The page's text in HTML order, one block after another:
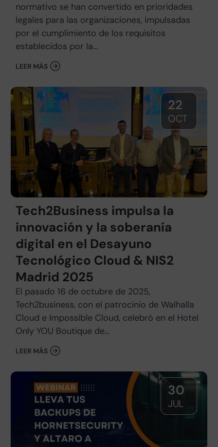
normativo se han convertido en prioridades
legales para las organizaciones, impulsadas
por el cumplimiento de los requisitos
establecidos por la…
LEER MÁS
22
OCT
Tech2Business impulsa la
innovación y la soberanía
digital en el Desayuno
Tecnológico Cloud & NIS2
Madrid 2025
El pasado 16 de octubre de 2025,
Tech2business, con el patrocinio de Walhalla
Cloud e Impossible Cloud, celebró en el Hotel
Only YOU Boutique de…
LEER MÁS
30
JUL